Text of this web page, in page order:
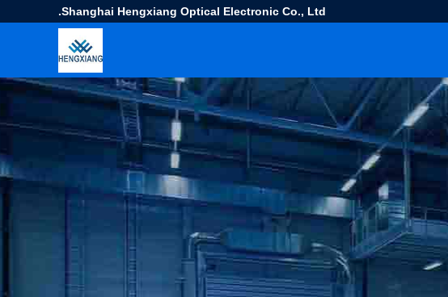
Shanghai Hengxiang Optical Electronic Co., Ltd.